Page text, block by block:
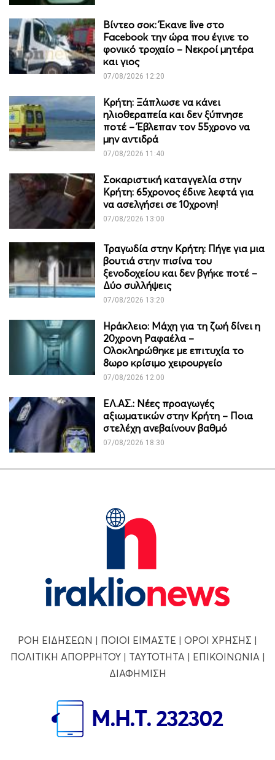
Βίντεο σοκ: Έκανε live στο
Facebook την ώρα που έγινε το
φονικό τροχαίο – Νεκροί μητέρα
και γιος
07/08/2026 12:20
Κρήτη: Ξάπλωσε να κάνει
ηλιοθεραπεία και δεν ξύπνησε
ποτέ – Έβλεπαν τον 55χρονο να
μην αντιδρά
07/08/2026 11:40
Σοκαριστική καταγγελία στην
Κρήτη: 65χρονος έδινε λεφτά για
να ασελγήσει σε 10χρονη!
07/08/2026 13:00
Τραγωδία στην Κρήτη: Πήγε για μια
βουτιά στην πισίνα του
ξενοδοχείου και δεν βγήκε ποτέ –
Δύο συλλήψεις
07/08/2026 13:20
Ηράκλειο: Μάχη για τη ζωή δίνει η
20χρονη Ραφαέλα –
Ολοκληρώθηκε με επιτυχία το
8ωρο κρίσιμο χειρουργείο
07/08/2026 12:00
ΕΛ.ΑΣ.: Νέες προαγωγές
αξιωματικών στην Κρήτη – Ποια
στελέχη ανεβαίνουν βαθμό
07/08/2026 18:30
ΡΟΗ ΕΙΔΗΣΕΩΝ | ΠΟΙΟΙ ΕΙΜΑΣΤΕ | ΟΡΟΙ ΧΡΗΣΗΣ |
ΠΟΛΙΤΙΚΗ ΑΠΟΡΡΗΤΟΥ| ΤΑΥΤΟΤΗΤΑ | ΕΠΙΚΟΙΝΩΝΙΑ |
ΔΙΑΦΗΜΙΣΗ